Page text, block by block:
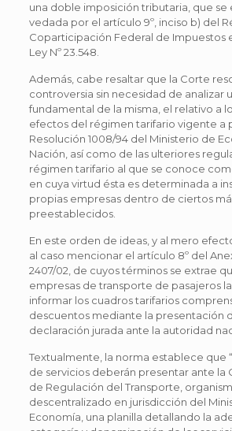
una doble imposición tributaria, que se
vedada por el artículo 9º, inciso b) del
Coparticipación Federal de Impuestos
Ley Nº 23.548.
Además, cabe resaltar que la Corte
controversia sin necesidad de analizar
fundamental de la misma, el relativo a
efectos del régimen tarifario vigente a
Resolución 1008/94 del Ministerio de
Nación, así como de las ulteriores
régimen tarifario al que se conoce
en cuya virtud ésta es determinada a
propias empresas dentro de ciertos
preestablecidos.
En este orden de ideas, y al mero
al caso mencionar el artículo 8º del
2407/02, de cuyos términos se extrae
empresas de transporte de pasajeros
informar los cuadros tarifarios
descuentos mediante la presentación
declaración jurada ante la autoridad
Textualmente, la norma establece que
de servicios deberán presentar ante la
de Regulación del Transporte,
descentralizado en jurisdicción del
Economía, una planilla detallando la